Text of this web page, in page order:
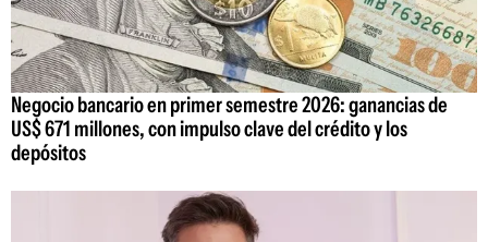
Negocio bancario en primer semestre 2026: ganancias de
US$ 671 millones, con impulso clave del crédito y los
depósitos